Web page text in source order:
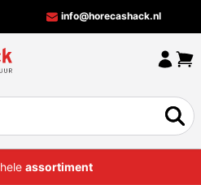
info@horecashack.nl
HOME
Bekijk hele assortiment